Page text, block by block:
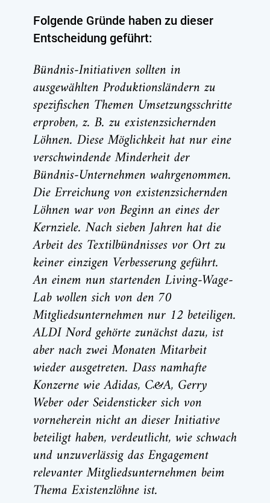
Folgende Gründe haben zu dieser
Entscheidung geführt:
Bündnis-Initiativen sollten in
ausgewählten Produktionsländern zu
spezifischen Themen Umsetzungsschritte
erproben, z. B. zu existenzsichernden
Löhnen. Diese Möglichkeit hat nur eine
verschwindende Minderheit der
Bündnis-Unternehmen wahrgenommen.
Die Erreichung von existenzsichernden
Löhnen war von Beginn an eines der
Kernziele. Nach sieben Jahren hat die
Arbeit des Textilbündnisses vor Ort zu
keiner einzigen Verbesserung geführt.
An einem nun startenden Living-Wage-
Lab wollen sich von den 70
Mitgliedsunternehmen nur 12 beteiligen.
ALDI Nord gehörte zunächst dazu, ist
aber nach zwei Monaten Mitarbeit
wieder ausgetreten. Dass namhafte
Konzerne wie Adidas, C&A, Gerry
Weber oder Seidensticker sich von
vorneherein nicht an dieser Initiative
beteiligt haben, verdeutlicht, wie schwach
und unzuverlässig das Engagement
relevanter Mitgliedsunternehmen beim
Thema Existenzlöhne ist.